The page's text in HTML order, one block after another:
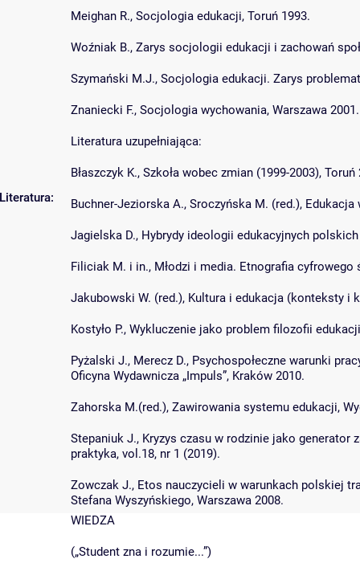
Literatura:
Meighan R., Socjologia edukacji, Toruń 1993.
Woźniak B., Zarys socjologii edukacji i zachowań
Szymański M.J., Socjologia edukacji. Zarys
Znaniecki F., Socjologia wychowania, Warszawa 2001.
Literatura uzupełniająca:
Błaszczyk K., Szkoła wobec zmian (1999-2003), Toruń
Buchner-Jeziorska A., Sroczyńska M. (red.),
Jagielska D., Hybrydy ideologii edukacyjnych
Filiciak M. i in., Młodzi i media. Etnografia cyfrowego
Jakubowski W. (red.), Kultura i edukacja (konteksty i
Kostyło P., Wykluczenie jako problem filozofii
Pyżalski J., Merecz D., Psychospołeczne warunki
Oficyna Wydawnicza „Impuls”, Kraków 2010.
Zahorska M.(red.), Zawirowania systemu edukacji,
Stepaniuk J., Kryzys czasu w rodzinie jako generator
praktyka, vol.18, nr 1 (2019).
Zowczak J., Etos nauczycieli w warunkach polskiej
Stefana Wyszyńskiego, Warszawa 2008.
WIEDZA
(„Student zna i rozumie...”)